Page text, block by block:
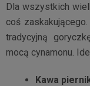
Dla wszystkich
coś
tradycyjną
mocą cynamonu.
Kawa